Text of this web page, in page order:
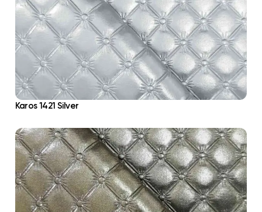
Karos 1421 Silver